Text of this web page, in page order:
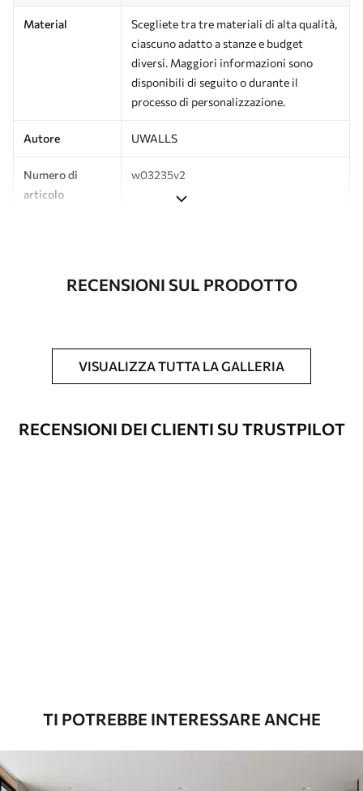
Material
Scegliete tra tre materiali di alta qualità,
ciascuno adatto a stanze e budget
diversi. Maggiori informazioni sono
disponibili di seguito o durante il
processo di personalizzazione.
Autore UWALLS
Numero di
articolo
w03235v2
Pulizia
La carta da parati può essere pulita
Le carte da parati con finitura a vernice
possono essere pulite con acqua.
Vinile Premium
65.0039.00€/m²
RECENSIONI SUL PRODOTTO
VISUALIZZA TUTTA LA GALLERIA
RECENSIONI DEI CLIENTI SU TRUSTPILOT
TI POTREBBE INTERESSARE ANCHE